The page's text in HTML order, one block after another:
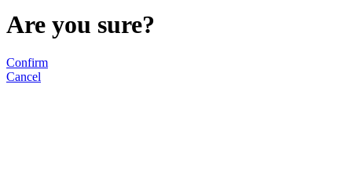
Are you sure?
Confirm
Cancel